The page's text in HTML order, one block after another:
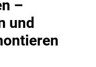
–
und